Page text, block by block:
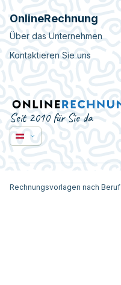
OnlineRechnung
Über das Unternehmen
Kontaktieren Sie uns
Seit 2010 für Sie da
Rechnungsvorlagen nach Beruf